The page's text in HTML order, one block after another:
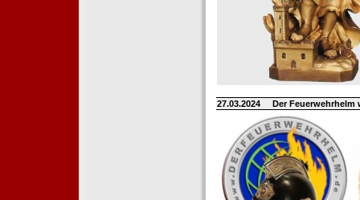
27.03.2024 Der